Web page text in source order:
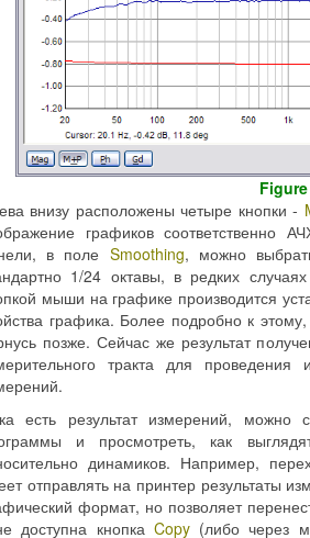
внизу расположены четыре кнопки -
графиков
в поле Smoothing, можно
1/24 октавы, в редких
мыши на графике производится
графика. Более подробно к
позже. Сейчас же результат
тракта для проведения
есть результат измерений, можно
и просмотреть, как
динамиков. Например,
отправлять на принтер результаты
формат, но позволяет
доступна кнопка Copy(либо через